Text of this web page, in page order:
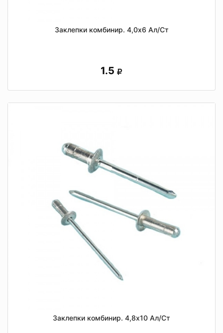
Заклепки комбинир. 4,0х6 Ал/Ст
1.5
Заклепки комбинир. 4,8х10 Ал/Ст